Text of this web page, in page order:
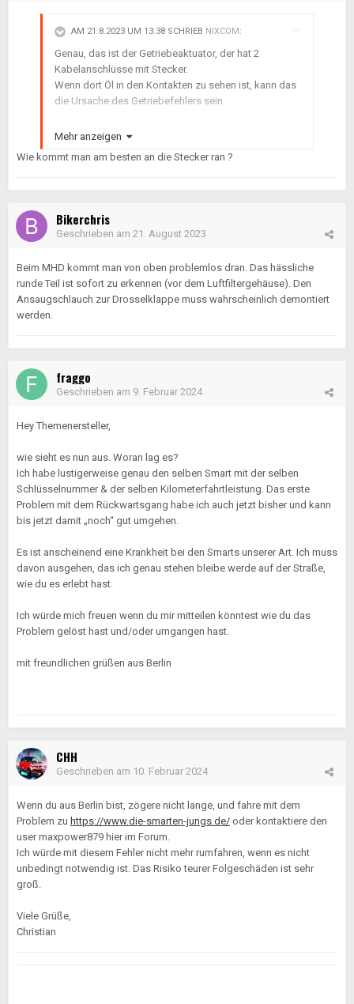
AM 21.8.2023 UM 13:38 SCHRIEB NIXCOM :
Genau, das ist der Getriebeaktuator, der hat 2
Kabelanschlüsse mit Stecker.
Wenn dort Öl in den Kontakten zu sehen ist, kann das
die Ursache des Getriebefehlers sein.
Mehr anzeigen
Wie kommt man am besten an die Stecker ran ?
Bikerchris
Geschrieben am 21. August 2023
Beim MHD kommt man von oben problemlos dran. Das hässliche
runde Teil ist sofort zu erkennen (vor dem Luftfiltergehäuse). Den
Ansaugschlauch zur Drosselklappe muss wahrscheinlich demontiert
werden.
fraggo
Geschrieben am 9. Februar 2024
Hey Themenersteller,
wie sieht es nun aus. Woran lag es?
Ich habe lustigerweise genau den selben Smart mit der selben
Schlüsselnummer & der selben Kilometerfahrtleistung. Das erste
Problem mit dem Rückwartsgang habe ich auch jetzt bisher und kann
bis jetzt damit „noch“ gut umgehen.
Es ist anscheinend eine Krankheit bei den Smarts unserer Art. Ich muss
davon ausgehen, das ich genau stehen bleibe werde auf der Straße,
wie du es erlebt hast.
Ich würde mich freuen wenn du mir mitteilen könntest wie du das
Problem gelöst hast und/oder umgangen hast.
mit freundlichen grüßen aus Berlin
CHH
Geschrieben am 10. Februar 2024
Wenn du aus Berlin bist, zögere nicht lange, und fahre mit dem
Problem zu https://www.die-smarten-jungs.de/ oder kontaktiere den
user maxpower879 hier im Forum.
Ich würde mit diesem Fehler nicht mehr rumfahren, wenn es nicht
unbedingt notwendig ist. Das Risiko teurer Folgeschäden ist sehr
groß.
Viele Grüße,
Christian